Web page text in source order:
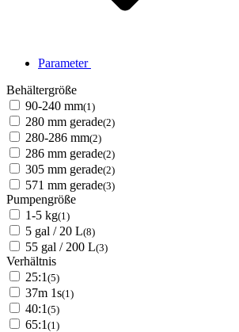
Parameter
Behältergröße
90-240 mm(1)
280 mm gerade(2)
280-286 mm(2)
286 mm gerade(2)
305 mm gerade(2)
571 mm gerade(3)
Pumpengröße
1-5 kg(1)
5 gal / 20 L(8)
55 gal / 200 L(3)
Verhältnis
25:1 (5)
37m 1s(1)
40:1 (5)
65:1 (1)